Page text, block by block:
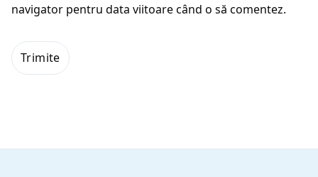
navigator pentru data viitoare când o să comentez.